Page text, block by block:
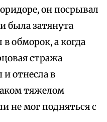
он посрывал
была затянута
обморок, а когда
стража
отнесла в
тяжелом
не мог подняться с